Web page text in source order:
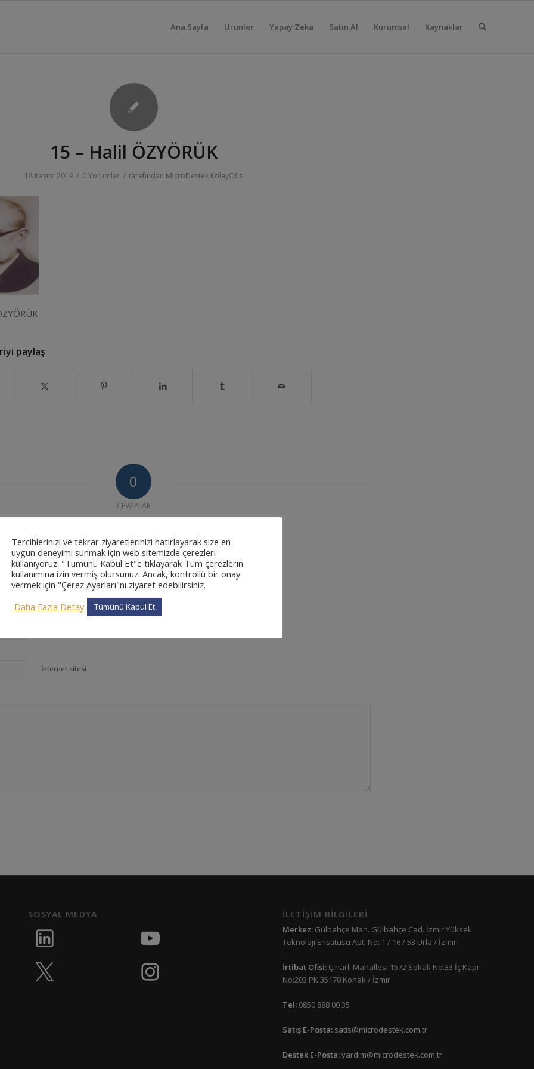
Ana Sayfa Ürünler Yapay Zeka Satın Al Kurumsal Kaynaklar
15 – Halil ÖZYÖRÜK
18 Kasım 2019 / 0 Yorumlar / tarafından MicroDestek KolayOfis
paylaş
0
CEVAPLAR
Ad*
İnternet sitesi
SOSYAL MEDYA İLETİŞİM BİLGİLERİ
Merkez: Gülbahçe Mah. Gülbahçe Cad. İzmir Yüksek
Teknoloji Enstitüsü Apt. No: 1 / 16 / 53 Urla / İzmir
İrtibat Ofisi: Çınarlı Mahallesi 1572 Sokak No:33 İç Kapı
No:203 PK.35170 Konak / İzmir
Tel: 0850 888 00 35
Satış E-Posta: satis@microdestek.com.tr
Destek E-Posta:yardim@microdestek.com.tr
Tercihlerinizi ve tekrar ziyaretlerinizi hatırlayarak size en
uygun deneyimi sunmak için web sitemizde çerezleri
kullanıyoruz. "Tümünü Kabul Et"e tıklayarak Tüm çerezlerin
kullanımına izin vermiş olursunuz. Ancak, kontrollü bir onay
vermek için "Çerez Ayarları"nı ziyaret edebilirsiniz.
Daha Fazla Detay
Tümünü Kabul Et